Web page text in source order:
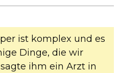
ist komplex und es
Dinge, die wir
ihm ein Arzt in